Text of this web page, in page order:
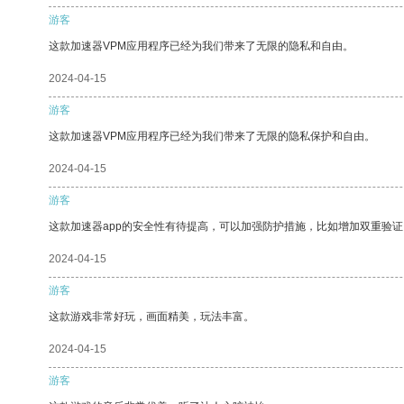
游客
这款加速器VPM应用程序已经为我们带来了无限的隐私和自由。
2024-04-15
游客
这款加速器VPM应用程序已经为我们带来了无限的隐私保护和自由。
2024-04-15
游客
这款加速器app的安全性有待提高，可以加强防护措施，比如增加双重验
2024-04-15
游客
这款游戏非常好玩，画面精美，玩法丰富。
2024-04-15
游客